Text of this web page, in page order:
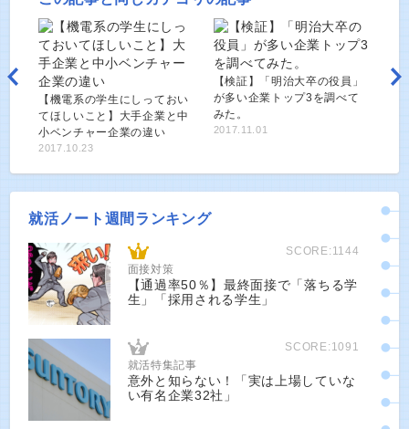
【機電系の学生にしっておい
てほしいこと】大手企業と中
小ベンチャー企業の違い
2017.10.23
【検証】「明治大卒の役員」
が多い企業トップ3を調べて
みた。
2017.11.01
就活ノート週間ランキング
SCORE:1144
面接対策
【通過率50％】最終面接で「落ちる学
生」「採用される学生」
SCORE:1091
就活特集記事
意外と知らない！「実は上場していな
い有名企業32社」